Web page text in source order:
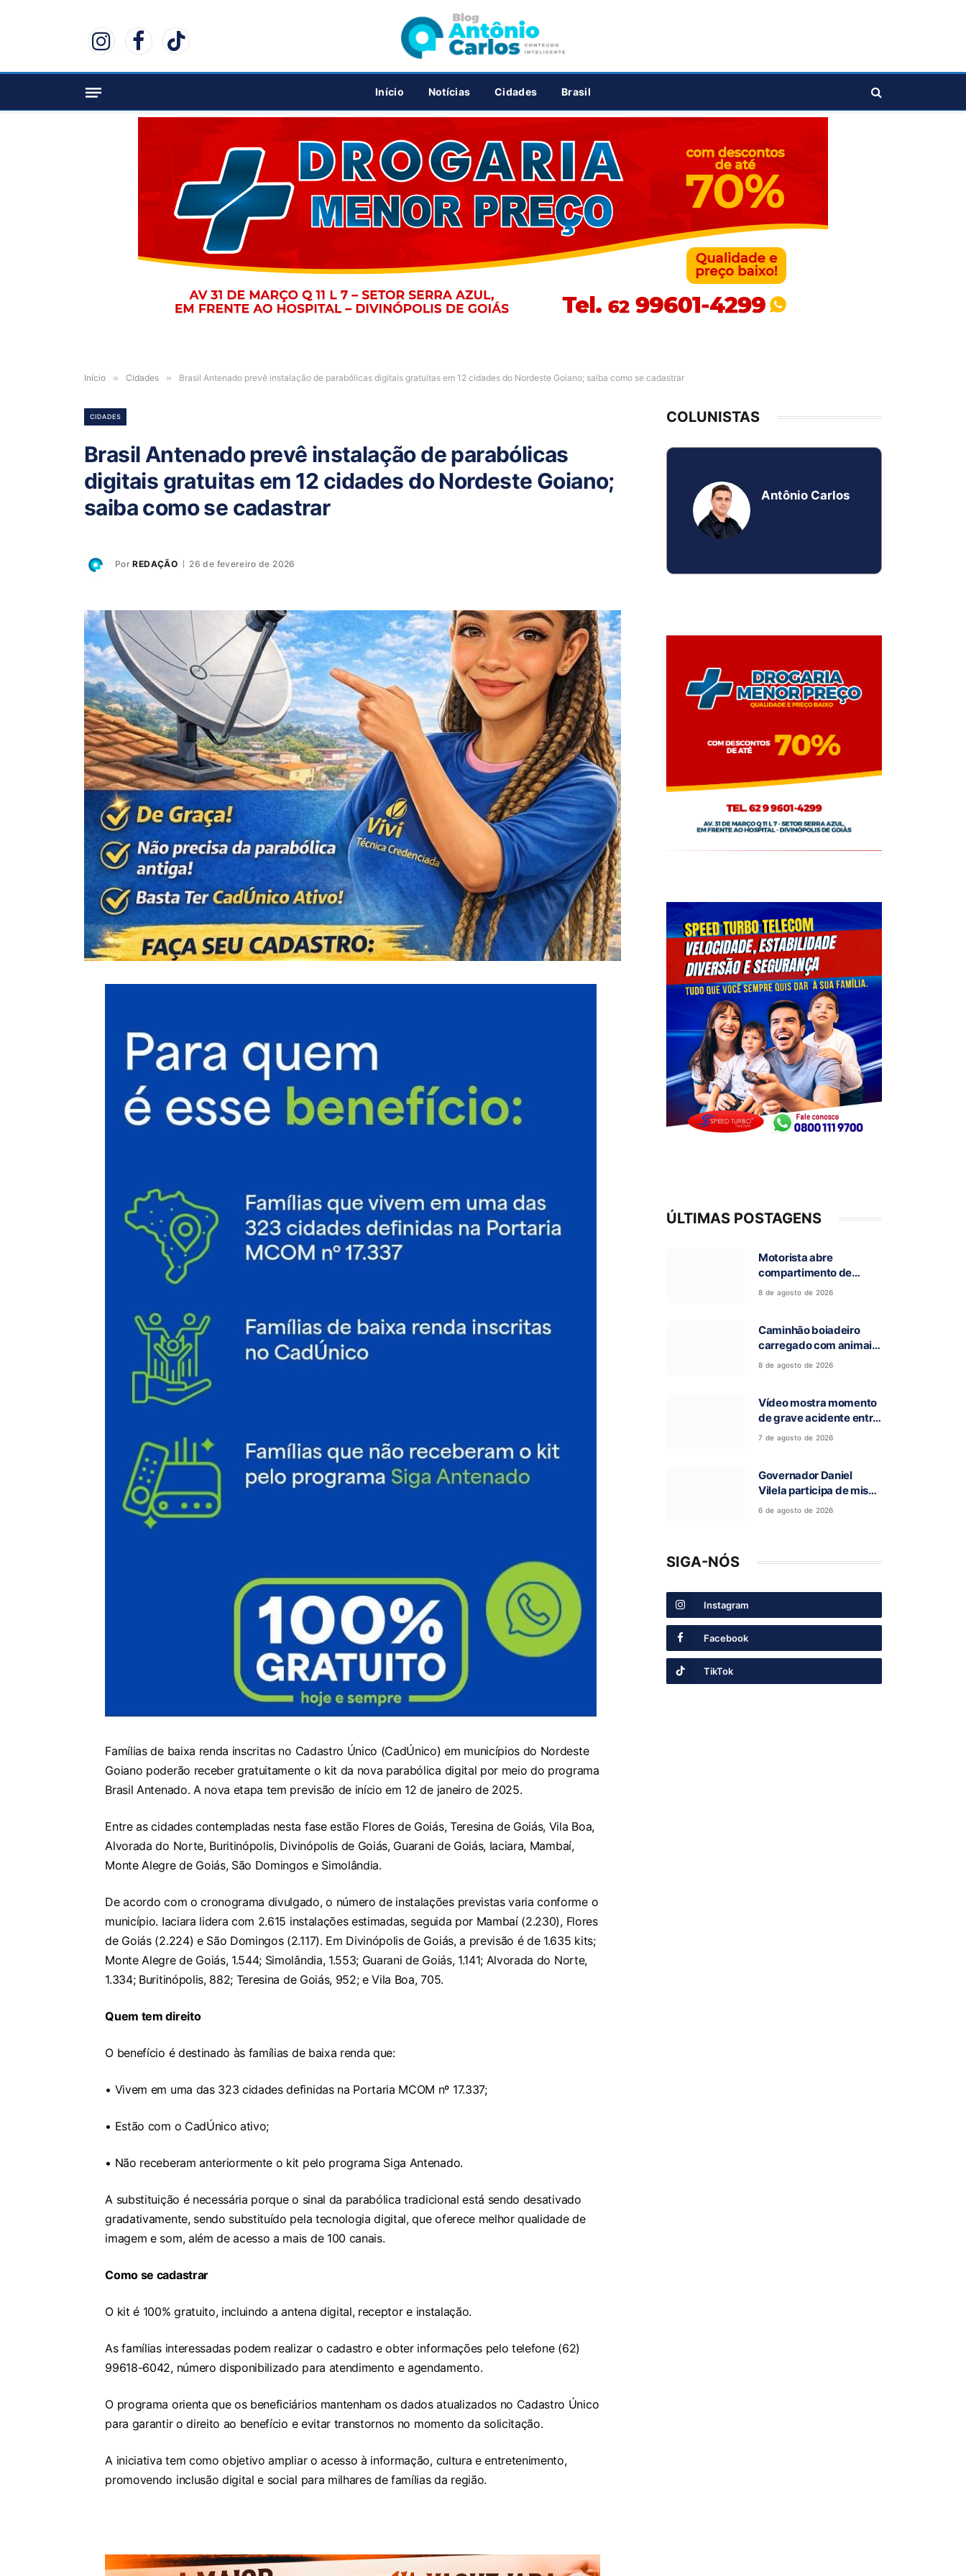
InstagramFacebookTikTok
Início Notícias Cidades Brasil
PUBLICIDADE
Início » Cidades » Brasil Antenado prevê instalação de parabólicas digitais gratuitas em 12 cidades do Nordeste Goiano; saiba como se cadastrar
CIDADES
Brasil Antenado prevê instalação de parabólicas
digitais gratuitas em 12 cidades do Nordeste Goiano;
saiba como se cadastrar
Por REDAÇÃO 26 de fevereiro de 2026
Famílias de baixa renda inscritas no Cadastro Único (CadÚnico) em municípios do Nordeste
Goiano poderão receber gratuitamente o kit da nova parabólica digital por meio do programa
Brasil Antenado. A nova etapa tem previsão de início em 12 de janeiro de 2025.
Entre as cidades contempladas nesta fase estão Flores de Goiás, Teresina de Goiás, Vila Boa,
Alvorada do Norte, Buritinópolis, Divinópolis de Goiás, Guarani de Goiás, Iaciara, Mambaí,
Monte Alegre de Goiás, São Domingos e Simolândia.
De acordo com o cronograma divulgado, o número de instalações previstas varia conforme o
município. Iaciara lidera com 2.615 instalações estimadas, seguida por Mambaí (2.230), Flores
de Goiás (2.224) e São Domingos (2.117). Em Divinópolis de Goiás, a previsão é de 1.635 kits;
Monte Alegre de Goiás, 1.544; Simolândia, 1.553; Guarani de Goiás, 1.141; Alvorada do Norte,
1.334; Buritinópolis, 882; Teresina de Goiás, 952; e Vila Boa, 705.
Quem tem direito
O benefício é destinado às famílias de baixa renda que:
• Vivem em uma das 323 cidades definidas na Portaria MCOM nº 17.337;
• Estão com o CadÚnico ativo;
• Não receberam anteriormente o kit pelo programa Siga Antenado.
A substituição é necessária porque o sinal da parabólica tradicional está sendo desativado
gradativamente, sendo substituído pela tecnologia digital, que oferece melhor qualidade de
imagem e som, além de acesso a mais de 100 canais.
Como se cadastrar
O kit é 100% gratuito, incluindo a antena digital, receptor e instalação.
As famílias interessadas podem realizar o cadastro e obter informações pelo telefone (62)
99618-6042, número disponibilizado para atendimento e agendamento.
O programa orienta que os beneficiários mantenham os dados atualizados no Cadastro Único
para garantir o direito ao benefício e evitar transtornos no momento da solicitação.
A iniciativa tem como objetivo ampliar o acesso à informação, cultura e entretenimento,
promovendo inclusão digital e social para milhares de famílias da região.
COLUNISTAS
Antônio Carlos
ÚLTIMAS POSTAGENS
Motorista abre
compartimento de
caminhão em chamas e
e Monte Alegre de Goiás
8 de agosto de 2026
Caminhão boiadeiro
carregado com animais
pega fogo na GO-118,
8 de agosto de 2026
Vídeo mostra momento
de grave acidente entre
ônibus e caminhão que
7 de agosto de 2026
Governador Daniel
Vilela participa de missa
e visita caverna durante
6 de agosto de 2026
SIGA-NÓS
Instagram
Facebook
TikTok